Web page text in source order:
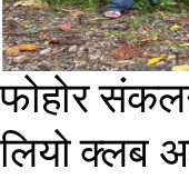
फोहोर
लियो क्लब